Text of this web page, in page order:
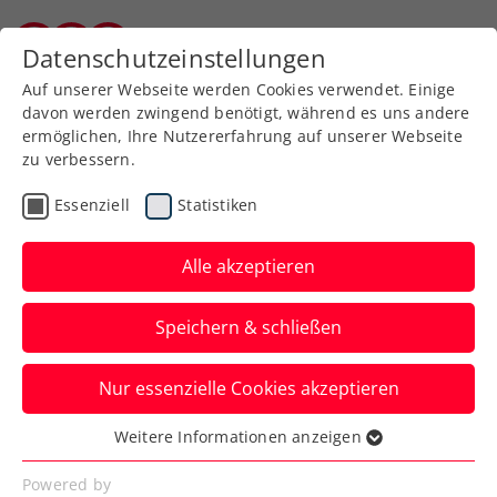
Aktuelle News
News filtern
Datenschutzeinstellungen
Auf unserer Webseite werden Cookies verwendet. Einige
davon werden zwingend benötigt, während es uns andere
ermöglichen, Ihre Nutzererfahrung auf unserer Webseite
zu verbessern.
Essenziell Statistiken
Alle akzeptieren
Speichern & schließen
Nur essenzielle Cookies akzeptieren
Essenziell
Essenzielle Cookies werden für grundlegende
Weitere Informationen anzeigen
Powered by